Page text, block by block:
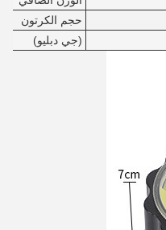
حجم الكرتون
(جي دبليو)